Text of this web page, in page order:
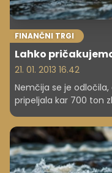
FINANČNI TRGI
Lahko
21. 01. 2013 16.42
Nemčija se je
pripeljala kar 700 ton
razsežnosti pa je tudi
zlato priljubljena tarča
združb.